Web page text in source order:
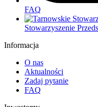
FAQ
Stowarzyszenie
Informacja
O nas
Aktualności
Zadaj pytanie
FAQ